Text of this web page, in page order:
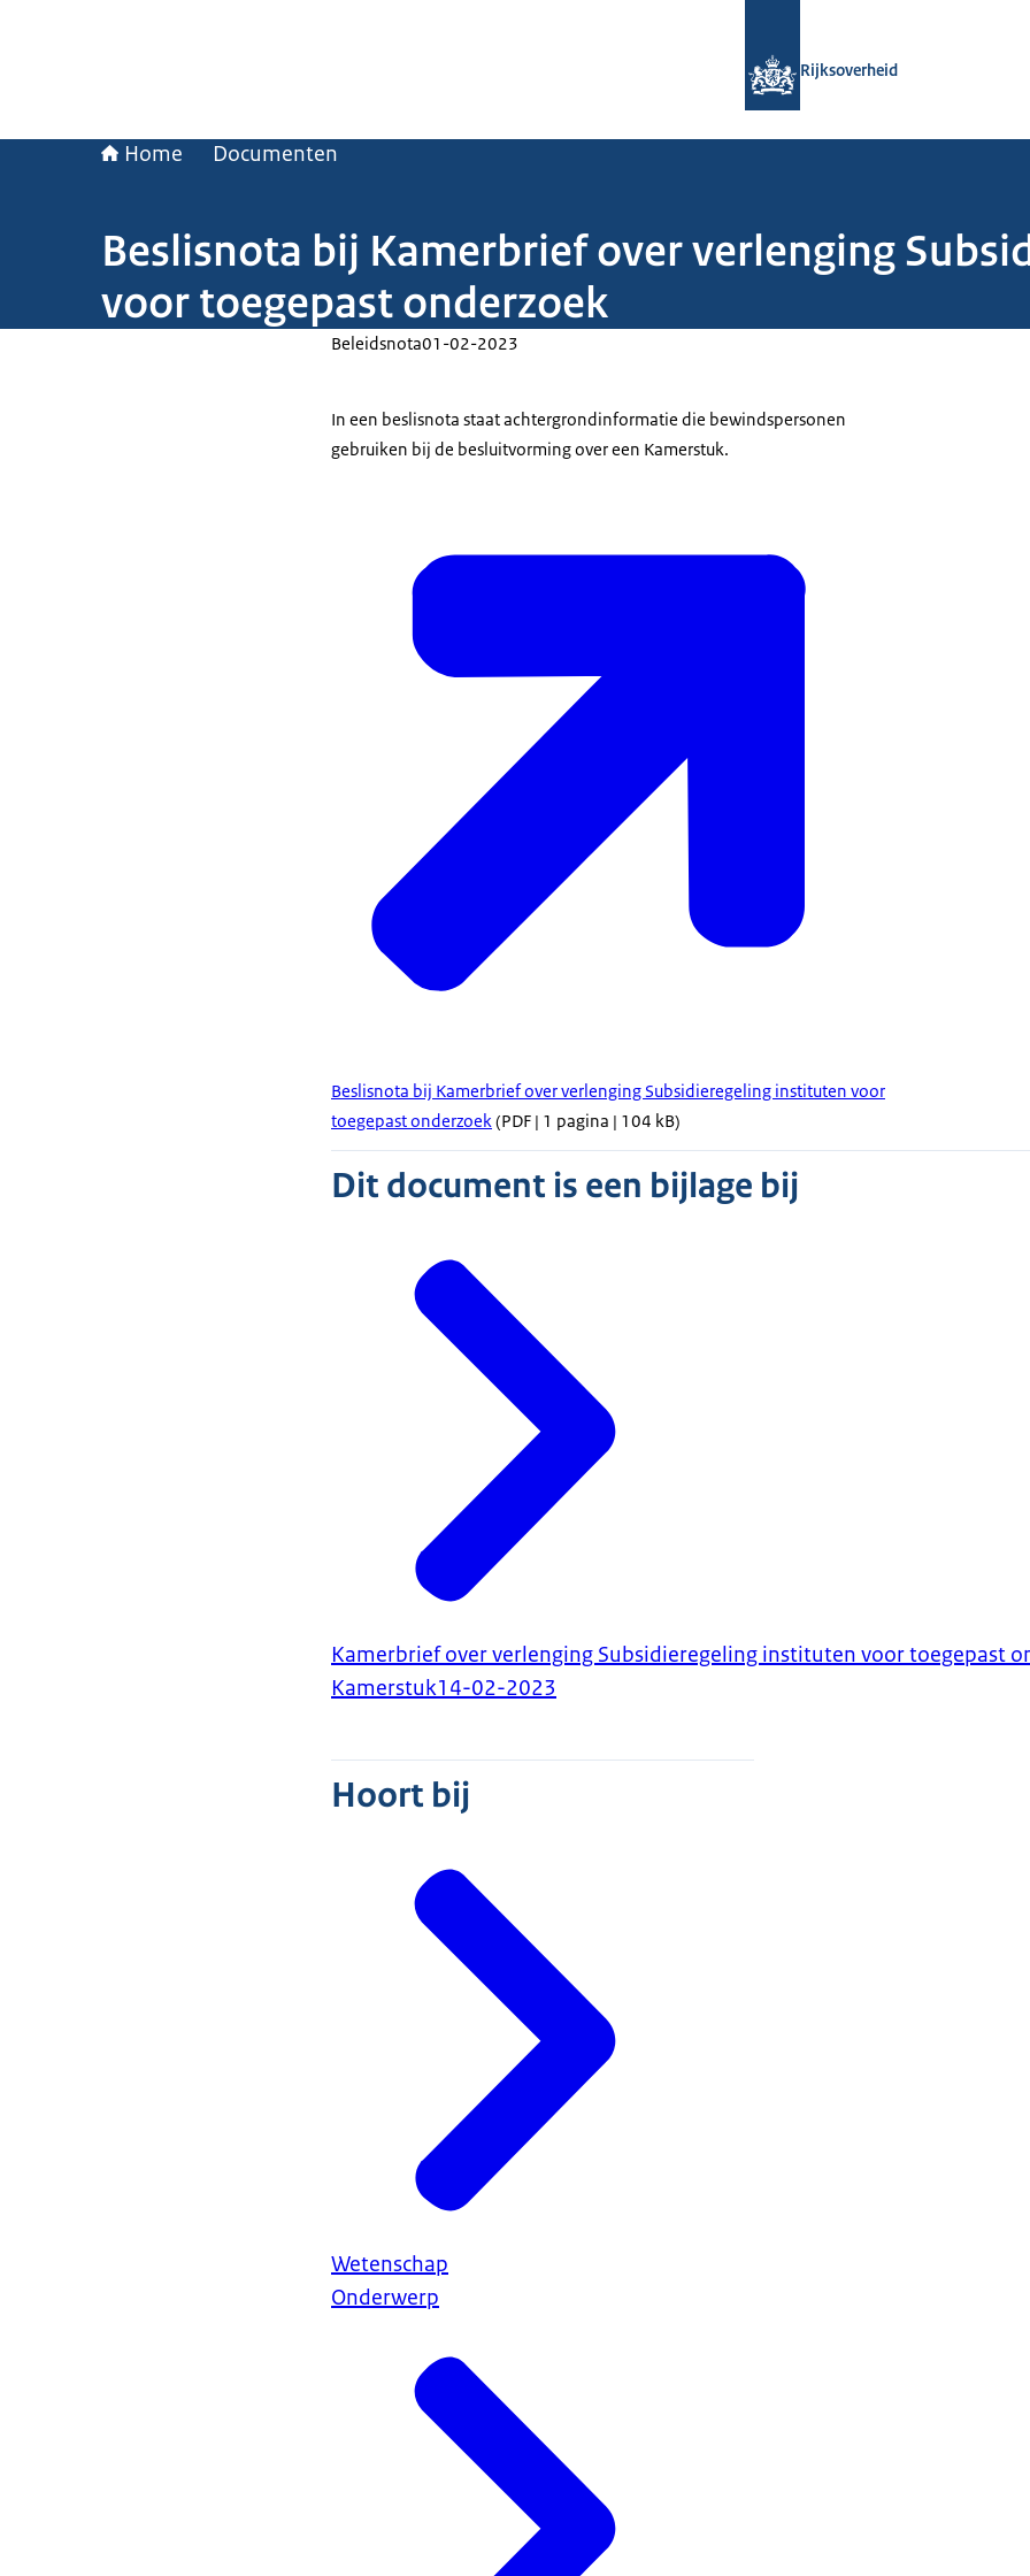
Rijksoverheid
Home Documenten
Beslisnota bij Kamerbrief over verlenging
voor toegepast onderzoek
Beleidsnota01-02-2023
In een beslisnota staat achtergrondinformatie die bewindspersonen
gebruiken bij de besluitvorming over een Kamerstuk.
Beslisnota bij Kamerbrief over verlenging Subsidieregeling instituten voor
toegepast onderzoek(PDF | 1 pagina | 104 kB)
Dit document is een bijlage bij
Kamerbrief over verlenging Subsidieregeling instituten voor toegepast
Kamerstuk14-02-2023
Hoort bij
Wetenschap
Onderwerp